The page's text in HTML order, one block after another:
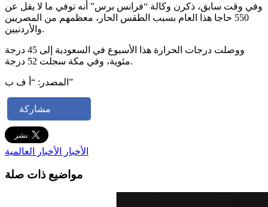
وفي وقت سابق، ذكرن وكالة “فرانس برس” أنه توفي ما لا يقل عن
550 حاجا هذا العام بسبب الطقس الحار، معظمهم من المصريين
والأردنيين.
ووصلت درجات الحرارة هذا الأسبوع في السعودية إلى 45 درجة
مئوية، وفي مكة سجلت 52 درجة.
المصدر: “أ ف ب”
مشاركة
الأخبار الأخبار العالمية
مواضيع ذات صلة